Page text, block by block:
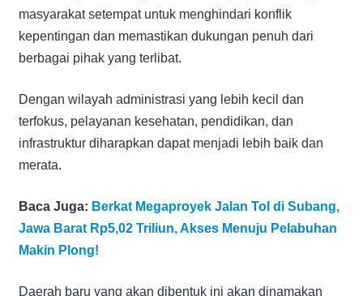
masyarakat setempat untuk menghindari konflik
kepentingan dan memastikan dukungan penuh dari
berbagai pihak yang terlibat.
Dengan wilayah administrasi yang lebih kecil dan
terfokus, pelayanan kesehatan, pendidikan, dan
infrastruktur diharapkan dapat menjadi lebih baik dan
merata.
Baca Juga: Berkat Megaproyek Jalan Tol di Subang,
Jawa Barat Rp5,02 Triliun, Akses Menuju Pelabuhan
Makin Plong!
Daerah baru yang akan dibentuk ini akan dinamakan